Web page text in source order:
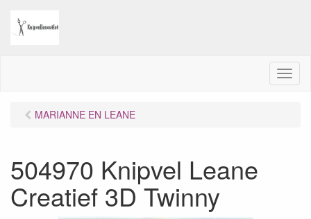
M
e
MARIANNE EN LEANE
504970 Knipvel Leane
Creatief 3D Twinny